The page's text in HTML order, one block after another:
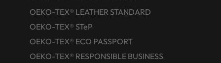
OEKO-TEX® LEATHER STANDARD
OEKO-TEX® STeP
OEKO-TEX® ECO PASSPORT
OEKO-TEX® RESPONSIBLE BUSINESS